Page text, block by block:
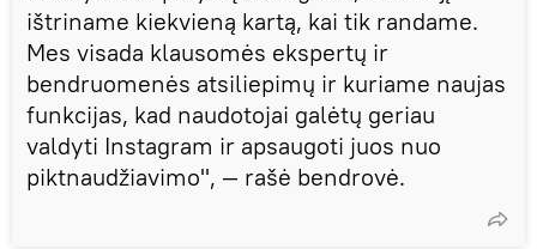
ištriname kiekvieną kartą, kai tik randame.
Mes visada klausomės ekspertų ir
bendruomenės atsiliepimų ir kuriame naujas
funkcijas, kad naudotojai galėtų geriau
valdyti Instagram ir apsaugoti juos nuo
piktnaudžiavimo", — rašė bendrovė.